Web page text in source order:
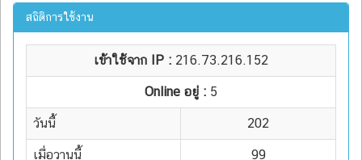
สถิติการใช้งาน
เข้าใช้จาก IP : 216.73.216.152
Online อยู่ : 5
วันนี้ 202
เมื่อวานนี้ 99